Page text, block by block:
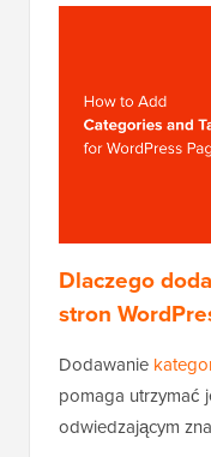
Dlaczego
stron
Dodawanie
pomaga utrzymać
odwiedzającym